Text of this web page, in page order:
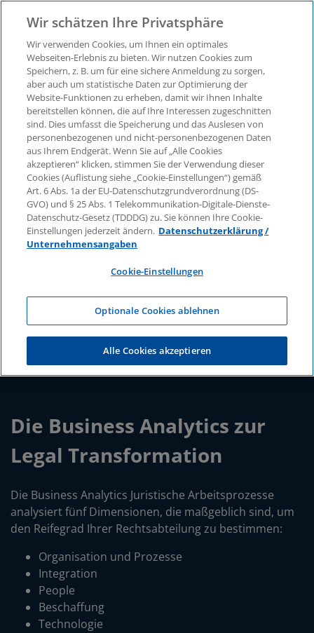
Business Analytics Services
Juristische Arbeitsprozesse
Analysieren Sie den Status quo Ihrer
Rechtsabteilung.
Die Business Analytics zur
Legal Transformation
Die Business Analytics Juristische Arbeitsprozesse
analysiert fünf Dimensionen, die maßgeblich sind, um
den Reifegrad Ihrer Rechtsabteilung zu bestimmen:
Organisation und Prozesse
Integration
People
Beschaffung
Technologie
Wir schätzen Ihre Privatsphäre
Wir verwenden Cookies, um Ihnen ein optimales
Webseiten-Erlebnis zu bieten. Wir nutzen Cookies zum
Speichern, z. B. um für eine sichere Anmeldung zu sorgen,
aber auch um statistische Daten zur Optimierung der
Website-Funktionen zu erheben, damit wir Ihnen Inhalte
bereitstellen können, die auf Ihre Interessen zugeschnitten
sind. Dies umfasst die Speicherung und das Auslesen von
personenbezogenen und nicht-personenbezogenen Daten
aus Ihrem Endgerät. Wenn Sie auf „Alle Cookies
akzeptieren“ klicken, stimmen Sie der Verwendung dieser
Cookies (Auflistung siehe „Cookie-Einstellungen“) gemäß
Art. 6 Abs. 1a der EU-Datenschutzgrundverordnung (DS-
GVO) und § 25 Abs. 1 Telekommunikation-Digitale-Dienste-
Datenschutz-Gesetz (TDDDG) zu. Sie können Ihre Cookie-
Einstellungen jederzeit ändern. Datenschutzerklärung /
Unternehmensangaben
Cookie-Einstellungen
Optionale Cookies ablehnen
Alle Cookies akzeptieren